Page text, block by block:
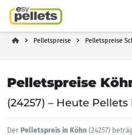
Pelletspreise Pelletspreise
Pelletspreise
(24257) – Heute
Der Pelletspreis in Köhn (24257)